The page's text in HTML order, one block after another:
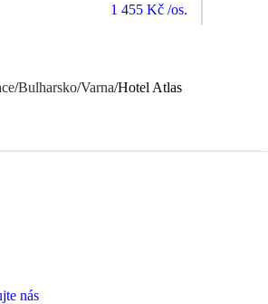
1 455 Kč /os.
/Bulharsko/Varna/Hotel Atlas
nás